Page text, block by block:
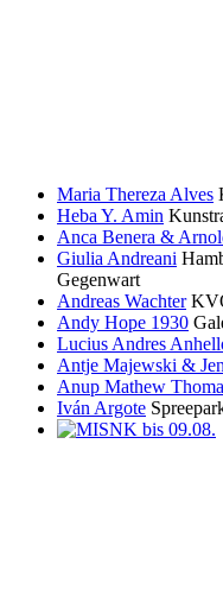
Maria Thereza Alves
Heba Y. Amin
Anca Benera &
Giulia Andreani
Gegenwart
Andreas Wachter
Andy Hope 1930
Lucius Andres
Antje Majewski &
Anup Mathew
Iván Argote